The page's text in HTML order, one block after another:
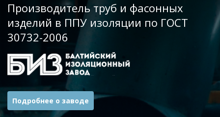
Производитель труб и фасонных
изделий в ППУ изоляции по ГОСТ
30732-2006
Подробнее о заводе